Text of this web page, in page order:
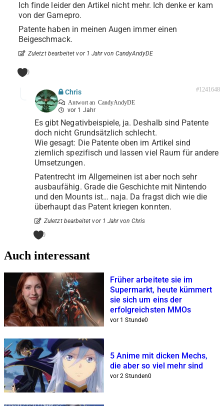
Ich finde leider den Artikel nicht mehr. Ich denke er kam
von der Gamepro.
Patente haben in meinen Augen immer einen
Beigeschmack.
Zuletzt bearbeitet vor 1 Jahr von CandyAndyDE
0
Chris
Antwort an CandyAndyDE
vor 1 Jahr
#1241648
Es gibt Negativbeispiele, ja. Deshalb sind Patente
doch nicht Grundsätzlich schlecht.
Wie gesagt: Die Patente oben im Artikel sind
ziemlich spezifisch und lassen viel Raum für andere
Umsetzungen.
Patentrecht im Allgemeinen ist aber noch sehr
ausbaufähig. Grade die Geschichte mit Nintendo
und den Mounts ist… naja. Da fragst dich wie die
überhaupt das Patent kriegen konnten.
Zuletzt bearbeitet vor 1 Jahr von Chris
0
Auch interessant
Früher arbeitete sie im
Supermarkt, heute kümmert
sie sich um eins der
erfolgreichsten MMOs
vor 1 Stunde0
5 Anime mit dicken Mechs,
die aber so viel mehr sind
vor 2 Stunden0